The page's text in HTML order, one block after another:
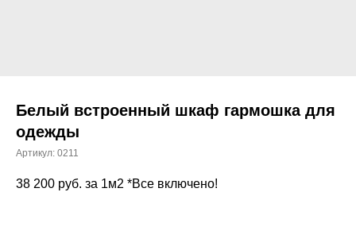
Белый встроенный шкаф гармошка для
одежды
Артикул: 0211
38 200 руб. за 1м2 *Все включено!